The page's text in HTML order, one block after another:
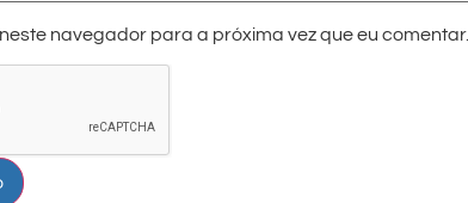
navegador para a próxima vez que eu comentar.